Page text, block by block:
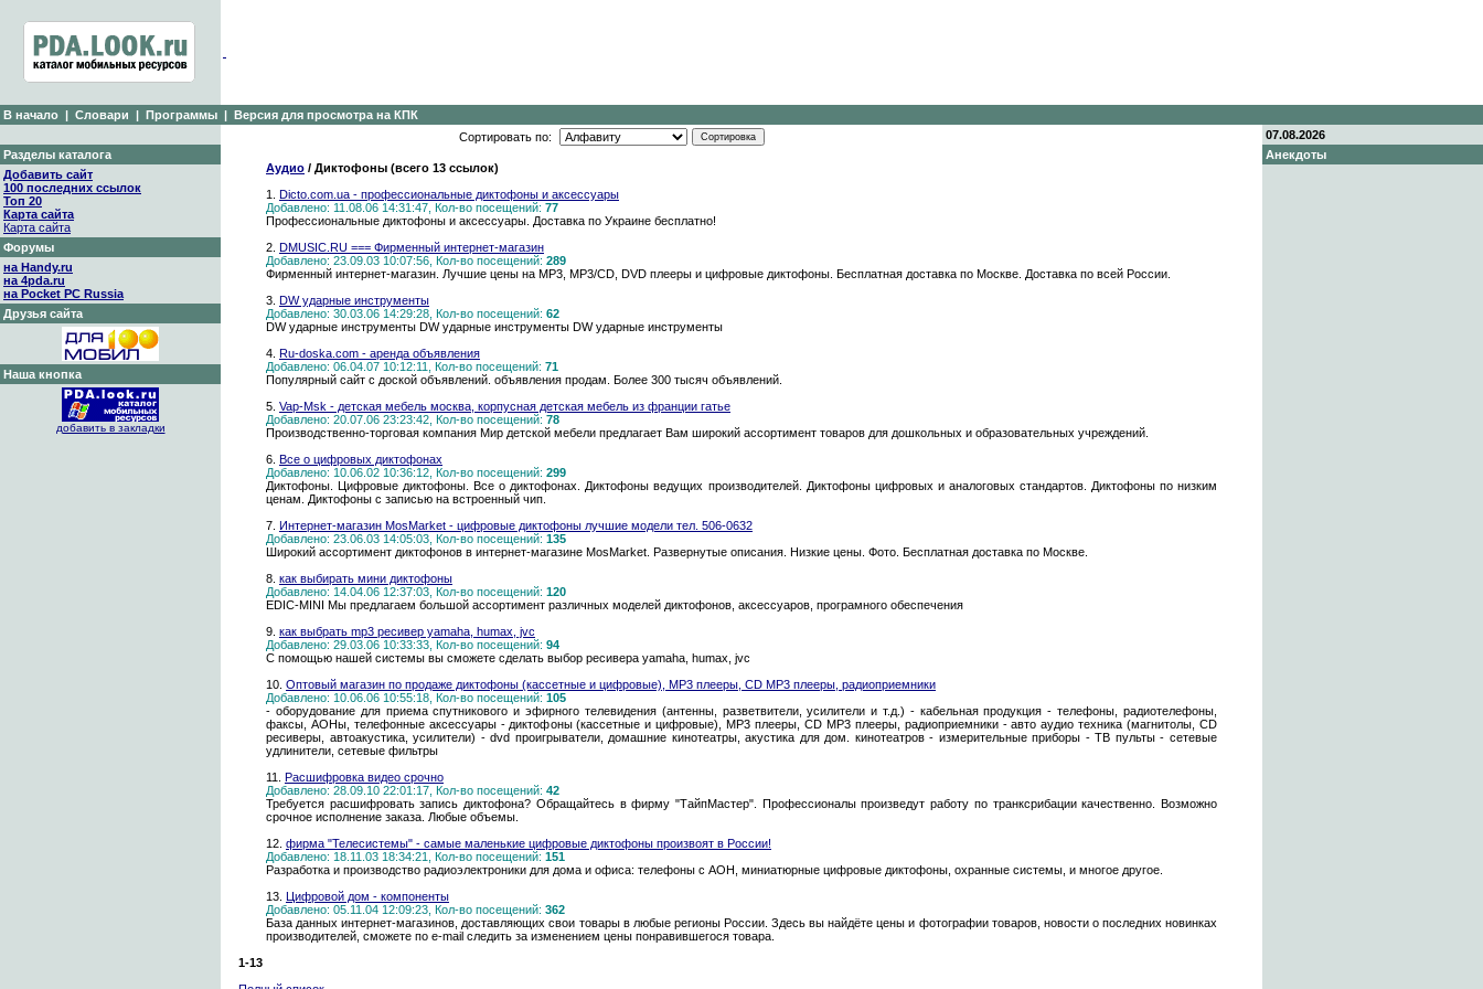
В начало | Словари | Программы | Версия для просмотра на КПК
Разделы каталога
Добавить сайт
100 последних ссылок
Топ 20
Карта сайта
Карта сайта
Форумы
на Handy.ru
на 4pda.ru
на Pocket PC Russia
Друзья сайта
Наша кнопка
добавить в закладки
Сортировать по:
Аудио / Диктофоны (всего 13 ссылок)
1. Dicto.com.ua - профессиональные диктофоны и аксессуары
Добавлено: 11.08.06 14:31:47, Кол-во посещений: 77
Профессиональные диктофоны и аксессуары. Доставка по Украине бесплатно!
2. DMUSIC.RU === Фирменный интернет-магазин
Добавлено: 23.09.03 10:07:56, Кол-во посещений: 289
Фирменный интернет-магазин. Лучшие цены на МР3, MP3/CD, DVD плееры и цифровые диктофоны. Бесплатная доставка по Москве. Доставка по всей России.
3. DW ударные инструменты
Добавлено: 30.03.06 14:29:28, Кол-во посещений: 62
DW ударные инструменты DW ударные инструменты DW ударные инструменты
4. Ru-doska.com - аренда объявления
Добавлено: 06.04.07 10:12:11, Кол-во посещений: 71
Популярный сайт с доской объявлений. объявления продам. Более 300 тысяч объявлений.
5. Vap-Msk - детская мебель москва, корпусная детская мебель из франции гатье
Добавлено: 20.07.06 23:23:42, Кол-во посещений: 78
Производственно-торговая компания Мир детской мебели предлагает Вам широкий ассортимент товаров для дошкольных и образовательных учреждений.
6. Все о цифровых диктофонах
Добавлено: 10.06.02 10:36:12, Кол-во посещений: 299
Диктофоны. Цифровые диктофоны. Все о диктофонах. Диктофоны ведущих производителей. Диктофоны цифровых и аналоговых стандартов. Диктофоны по низким
ценам. Диктофоны с записью на встроенный чип.
7. Интернет-магазин MosMarket - цифровые диктофоны лучшие модели тел. 506-0632
Добавлено: 23.06.03 14:05:03, Кол-во посещений: 135
Широкий ассортимент диктофонов в интернет-магазине MosMarket. Развернутые описания. Низкие цены. Фото. Бесплатная доставка по Москве.
8. как выбирать мини диктофоны
Добавлено: 14.04.06 12:37:03, Кол-во посещений: 120
EDIC-MINI Мы предлагаем большой ассортимент различных моделей диктофонов, аксессуаров, програмного обеспечения
9. как выбрать mp3 ресивер yamaha, humax, jvc
Добавлено: 29.03.06 10:33:33, Кол-во посещений: 94
С помощью нашей системы вы сможете сделать выбор ресивера yamaha, humax, jvc
10. Оптовый магазин по продаже диктофоны (кассетные и цифровые), MP3 плееры, CD MP3 плееры, радиоприемники
Добавлено: 10.06.06 10:55:18, Кол-во посещений: 105
- оборудование для приема спутникового и эфирного телевидения (антенны, разветвители, усилители и т.д.) - кабельная продукция - телефоны, радиотелефоны,
факсы, АОНы, телефонные аксессуары - диктофоны (кассетные и цифровые), MP3 плееры, CD MP3 плееры, радиоприемники - авто аудио техника (магнитолы, CD
ресиверы, автоакустика, усилители) - dvd проигрыватели, домашние кинотеатры, акустика для дом. кинотеатров - измерительные приборы - ТВ пульты - сетевые
удлинители, сетевые фильтры
11. Расшифровка видео срочно
Добавлено: 28.09.10 22:01:17, Кол-во посещений: 42
Требуется расшифровать запись диктофона? Обращайтесь в фирму "ТайпМастер". Профессионалы произведут работу по транксрибации качественно. Возможно
срочное исполнение заказа. Любые объемы.
12. фирма "Телесистемы" - самые маленькие цифровые диктофоны произвоят в России!
Добавлено: 18.11.03 18:34:21, Кол-во посещений: 151
Разработка и производство радиоэлектроники для дома и офиса: телефоны с АОН, миниатюрные цифровые диктофоны, охранные системы, и многое другое.
13. Цифровой дом - компоненты
Добавлено: 05.11.04 12:09:23, Кол-во посещений: 362
База данных интернет-магазинов, доставляющих свои товары в любые регионы России. Здесь вы найдёте цены и фотографии товаров, новости о последних новинках
производителей, сможете по e-mail следить за изменением цены понравившегося товара.
1-13
07.08.2026
Анекдоты